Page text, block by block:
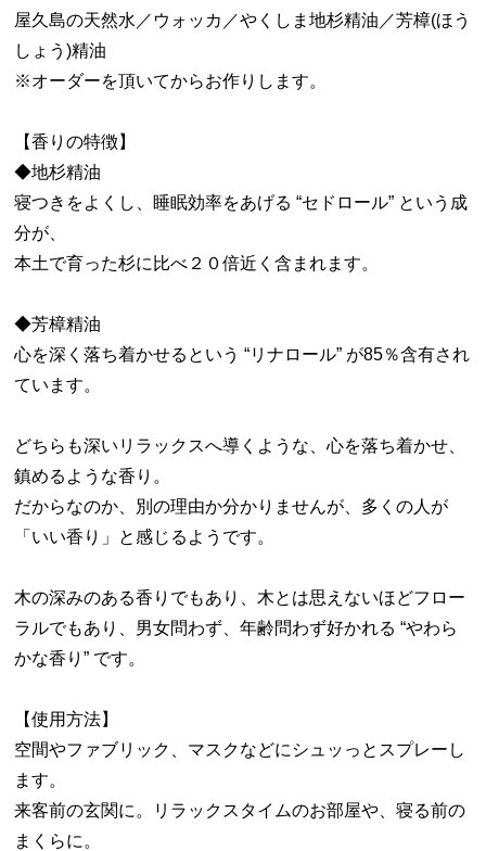
屋久島の天然水／ウォッカ／やくしま地杉精油／芳樟(ほう
しょう)精油
※オーダーを頂いてからお作りします。
【香りの特徴】
◆地杉精油
寝つきをよくし、睡眠効率をあげる “セドロール” という成
分が、
本土で育った杉に比べ２０倍近く含まれます。
◆芳樟精油
心を深く落ち着かせるという “リナロール” が85％含有され
ています。
どちらも深いリラックスへ導くような、心を落ち着かせ、
鎮めるような香り。
だからなのか、別の理由か分かりませんが、多くの人が
「いい香り」と感じるようです。
木の深みのある香りでもあり、木とは思えないほどフロー
ラルでもあり、男女問わず、年齢問わず好かれる “やわら
かな香り” です。
【使用方法】
空間やファブリック、マスクなどにシュッっとスプレーし
ます。
来客前の玄関に。リラックスタイムのお部屋や、寝る前の
まくらに。